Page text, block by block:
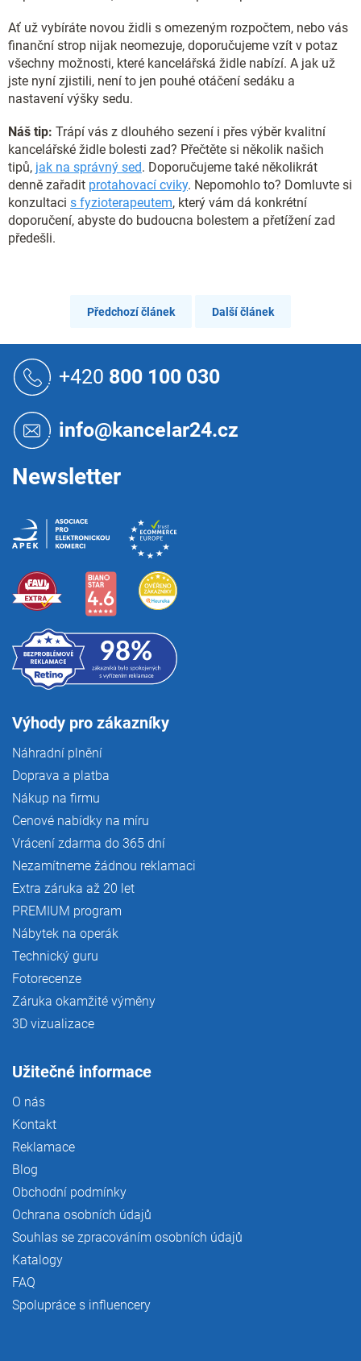
Ať už vybíráte novou židli s omezeným rozpočtem, nebo vás
finanční strop nijak neomezuje, doporučujeme vzít v potaz
všechny možnosti, které kancelářská židle nabízí. A jak už
jste nyní zjistili, není to jen pouhé otáčení sedáku a
nastavení výšky sedu.
Náš tip: Trápí vás z dlouhého sezení i přes výběr kvalitní
kancelářské židle bolesti zad? Přečtěte si několik našich
tipů, jak na správný sed. Doporučujeme také několikrát
denně zařadit protahovací cviky. Nepomohlo to? Domluvte si
konzultaci s fyzioterapeutem, který vám dá konkrétní
doporučení, abyste do budoucna bolestem a přetížení zad
předešli.
Předchozí článek Další článek
+420 800 100 030
info@kancelar24.cz
Newsletter
Výhody pro zákazníky
Náhradní plnění
Doprava a platba
Nákup na firmu
Cenové nabídky na míru
Vrácení zdarma do 365 dní
Nezamítneme žádnou reklamaci
Extra záruka až 20 let
PREMIUM program
Nábytek na operák
Technický guru
Fotorecenze
Záruka okamžité výměny
3D vizualizace
Užitečné informace
O nás
Kontakt
Reklamace
Blog
Obchodní podmínky
Ochrana osobních údajů
Souhlas se zpracováním osobních údajů
Katalogy
FAQ
Spolupráce s influencery